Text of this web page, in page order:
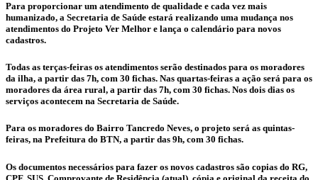
Para proporcionar um atendimento de qualidade e cada vez mais
humanizado, a Secretaria de Saúde estará realizando uma mudança nos
atendimentos do Projeto Ver Melhor e lança o calendário para novos
cadastros.
Todas as terças-feiras os atendimentos serão destinados para os moradores
da ilha, a partir das 7h, com 30 fichas. Nas quartas-feiras a ação será para os
moradores da área rural, a partir das 7h, com 30 fichas. Nos dois dias os
serviços acontecem na Secretaria de Saúde.
Para os moradores do Bairro Tancredo Neves, o projeto será as quintas-
feiras, na Prefeitura do BTN, a partir das 9h, com 30 fichas.
Os documentos necessários para fazer os novos cadastros são copias do RG,